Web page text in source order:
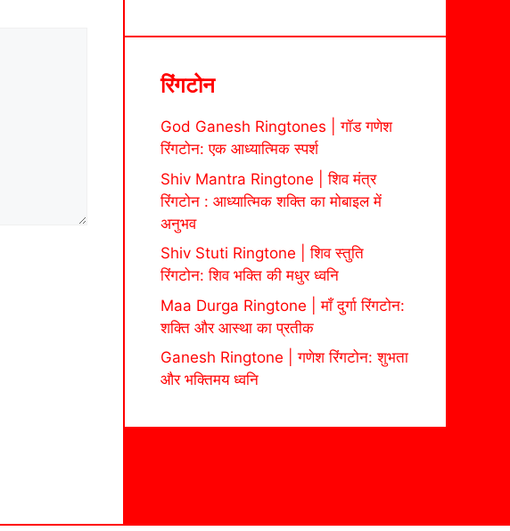
रिंगटोन
God Ganesh Ringtones | गॉड गणेश
रिंगटोन: एक आध्यात्मिक स्पर्श
Shiv Mantra Ringtone | शिव मंत्र
रिंगटोन : आध्यात्मिक शक्ति का मोबाइल में
अनुभव
Shiv Stuti Ringtone | शिव स्तुति
रिंगटोन: शिव भक्ति की मधुर ध्वनि
Maa Durga Ringtone | माँ दुर्गा रिंगटोन:
शक्ति और आस्था का प्रतीक
Ganesh Ringtone | गणेश रिंगटोन: शुभता
और भक्तिमय ध्वनि